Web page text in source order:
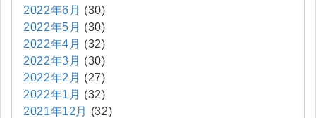
2022年6月 (30)
2022年5月 (30)
2022年4月 (32)
2022年3月 (30)
2022年2月 (27)
2022年1月 (32)
2021年12月
(32)